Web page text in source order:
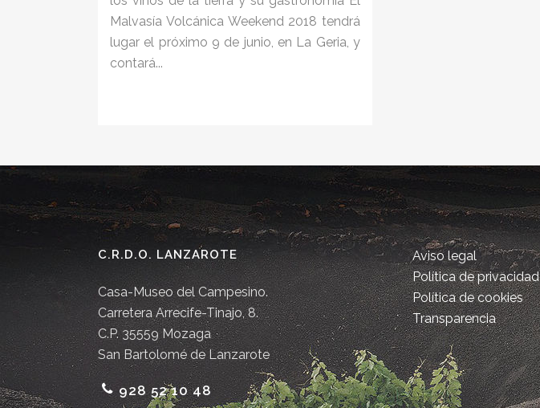
Malvasía Volcánica Weekend 2018 tendrá
lugar el próximo 9 de junio, en La Geria, y
contará...
C.R.D.O. LANZAROTE
Casa-Museo del Campesino.
Carretera Arrecife-Tinajo, 8.
C.P. 35559 Mozaga
San Bartolomé de Lanzarote
928 52 10 48
Aviso legal
Política de privacidad
Política de cookies
Transparencia